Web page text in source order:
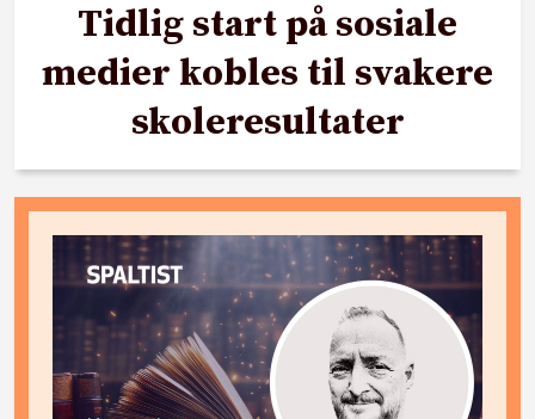
Tidlig start på sosiale
medier kobles til svakere
skoleresultater